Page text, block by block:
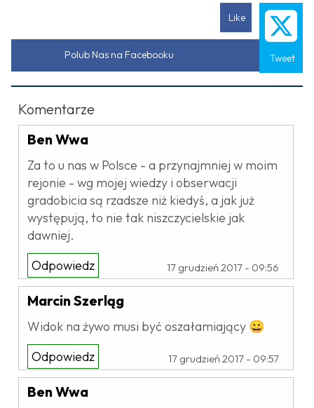
Like
Tweet
Polub Nas na Facebooku
Komentarze
Ben Wwa
Za to u nas w Polsce - a przynajmniej w moim
rejonie - wg mojej wiedzy i obserwacji
gradobicia są rzadsze niż kiedyś, a jak już
występują, to nie tak niszczycielskie jak
dawniej.
17 grudzień 2017 - 09:56
Odpowiedz
Marcin Szerląg
Widok na żywo musi być oszałamiający 😀
17 grudzień 2017 - 09:57
Odpowiedz
Ben Wwa